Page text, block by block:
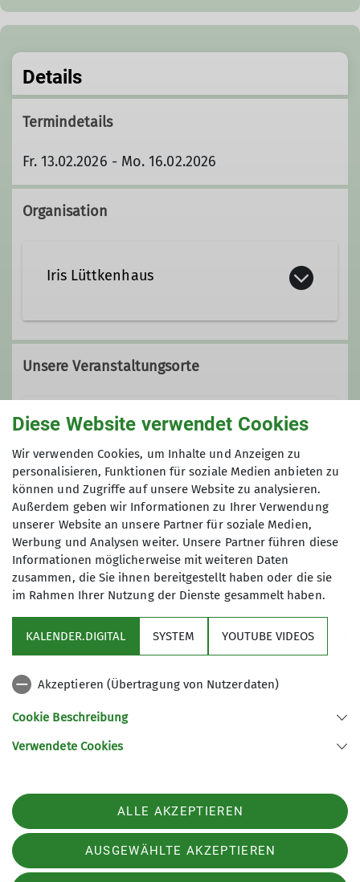
Details
Termindetails
Fr. 13.02.2026 - Mo. 16.02.2026
Organisation
Iris Lüttkenhaus
0176 96980379
Iris.Luettkenhaus@alpenverein-
beckum.de
Ämter
Wanderwart*in
Unsere Veranstaltungsorte
Hütte Weidmannsruh
Ebertswiese
98593 Floh-Seligenthal
Gruppe
Wandergruppe
Ob Tageswanderung, Mehrtagestour
auf seine Kosten. In einer offenen,
rücksichtsvollen Gemeinschaft
59269 Beckum
Telefon +49252128273
Diese Website verwendet Cookies
Wir verwenden Cookies, um Inhalte und Anzeigen zu
personalisieren, Funktionen für soziale Medien anbieten zu
können und Zugriffe auf unsere Website zu analysieren.
Außerdem geben wir Informationen zu Ihrer Verwendung
unserer Website an unsere Partner für soziale Medien,
Werbung und Analysen weiter. Unsere Partner führen diese
Informationen möglicherweise mit weiteren Daten
zusammen, die Sie ihnen bereitgestellt haben oder die sie
im Rahmen Ihrer Nutzung der Dienste gesammelt haben.
KALENDER.DIGITAL SYSTEM YOUTUBE VIDEOS
Akzeptieren (Übertragung von Nutzerdaten)
Cookie Beschreibung
Verwendete Cookies
ALLE AKZEPTIEREN
AUSGEWÄHLTE AKZEPTIEREN